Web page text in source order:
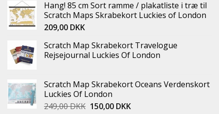
Hang! 85 cm Sort ramme / plakatliste i træ til
Scratch Maps Skrabekort Luckies of London
209,00 DKK
Scratch Map Skrabekort Travelogue
Rejsejournal Luckies Of London
Scratch Map Skrabekort Oceans Verdenskort
Luckies Of London
249,00DKK 150,00 DKK